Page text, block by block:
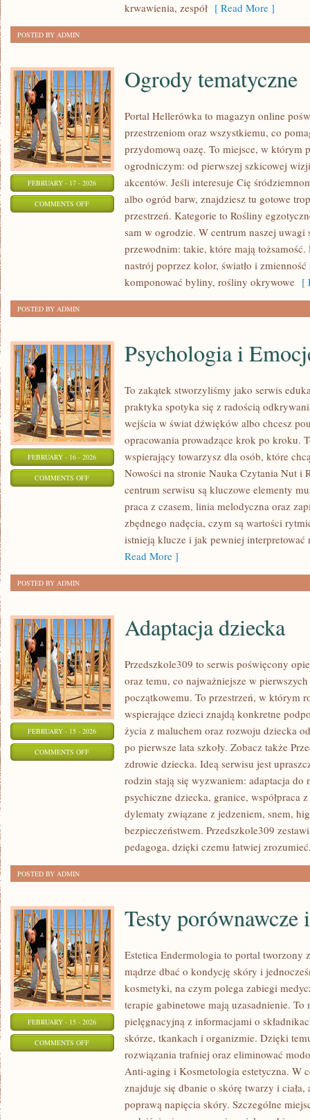
krwawienia, zespół [ Read More ]
POSTED BY ADMIN
FEBRUARY - 17 - 2026
COMMENTS OFFON
TEMATYCZNE
Ogrody tematyczne
Portal Hellerówka to magazyn online
przestrzeniom oraz wszystkiemu, co
przydomową oazę. To miejsce, w którym
ogrodniczym: od pierwszej szkicowej
akcentów. Jeśli interesuje Cię
albo ogród barw, znajdziesz tu gotowe
przestrzeń. Kategorie to Rośliny
sam w ogrodzie. W centrum naszej
przewodnim: takie, które mają
nastrój poprzez kolor, światło i
komponować byliny, rośliny okrywowe [
POSTED BY ADMIN
FEBRUARY - 16 - 2026
COMMENTS OFFON
PSYCHOLOGIA
Psychologia i
To zakątek stworzyliśmy jako serwis
praktyka spotyka się z radością
wejścia w świat dźwięków albo chcesz
opracowania prowadzące krok po kroku.
wspierający towarzysz dla osób, które
Nowości na stronie Nauka Czytania Nut i
centrum serwisu są kluczowe elementy
praca z czasem, linia melodyczna oraz
zbędnego nadęcia, czym są wartości
istnieją klucze i jak pewniej
Read More ]
POSTED BY ADMIN
FEBRUARY - 15 - 2026
COMMENTS OFFON
ADAPTACJA
Adaptacja dziecka
Przedszkole309 to serwis poświęcony
oraz temu, co najważniejsze w
początkowemu. To przestrzeń, w którym
wspierające dzieci znajdą konkretne
życia z maluchem oraz rozwoju dziecka
po pierwsze lata szkoły. Zobacz także
zdrowie dziecka. Ideą serwisu jest
rodzin stają się wyzwaniem: adaptacja do
psychiczne dziecka, granice, współpraca
dylematy związane z jedzeniem, snem,
bezpieczeństwem. Przedszkole309
pedagoga, dzięki czemu łatwiej
POSTED BY ADMIN
FEBRUARY - 15 - 2026
COMMENTS OFFON
PORÓWNAWCZE
Testy
Estetica Endermologia to portal tworzony
mądrze dbać o kondycję skóry i
kosmetyki, na czym polega zabiegi
terapie gabinetowe mają uzasadnienie. To
pielęgnacyjną z informacjami o
skórze, tkankach i organizmie. Dzięki
rozwiązania trafniej oraz eliminować
Anti-aging i Kosmetologia estetyczna. W
znajduje się dbanie o skórę twarzy i
poprawą napięcia skóry. Szczególne